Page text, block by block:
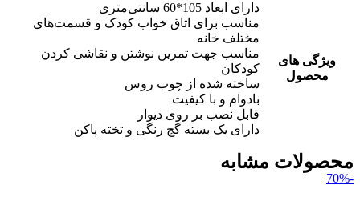
ویژگی های
محصول
دارای ابعاد 105*60 سانتی‌متری
مناسب برای اتاق خواب کودک و قسمت‌های
مختلف خانه
مناسب جهت تمرین نوشتن و نقاشی کردن
کودکان
ساخته شده از چوب روس
بادوام و با کیفیت
قابل نصب بر روی دیوار
دارای یک بسته گچ رنگی و تخته پاکن
محصولات مشابه
-70%